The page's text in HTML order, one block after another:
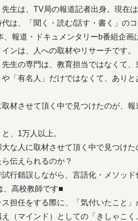
先生は、TV局の報道記者出身。現在
は、「聞く・読む/話す・書く」の
、報道・ドキュメンタリーb番組企画
ンは、人への取材やリサーチです。
先生の専門は、教育担当ではなくて
や「有名人」だけではなくて、あり
材させて頂く中で見つけたのが、
、1万人以上。
な人に取材させて頂く中で見つけ
伝えられるのか？
行錯誤しながら、言語化・メソッ
、高校教師です■
担任をする際に、「気付いたこと」
え（マインド）としての「きしゃこ